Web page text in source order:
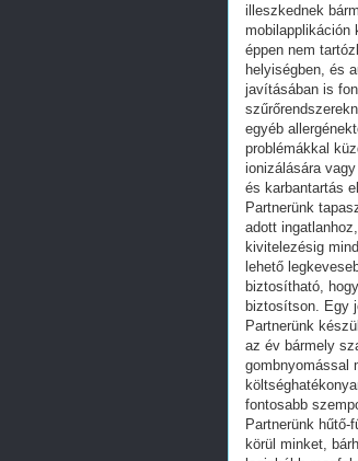
illeszkednek
mobilapplikáción
éppen nem
helyiségben, és
javításában is
egyéb
problémákkal
ionizálására
és karbantartás
Partnerünk
adott
kivitelezésig
lehető
biztosítható,
biztosítson. Egy
Partnerünk
az év bármely
gombnyomással
fontosabb
Partnerünk
körül minket,